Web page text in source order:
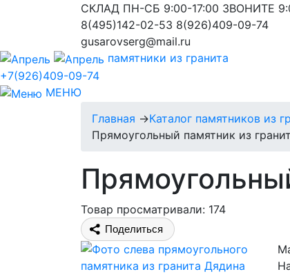
СКЛАД ПН-СБ 9:00-17:00 ЗВОНИТЕ
8(495)142-02-53 8(926)409-09-74
gusarovserg@mail.ru
памятники из гранита
+7(926)409-09-74
МЕНЮ
Главная →Каталог памятников из
Прямоугольный памятник из
Товар просматривали: 174
Поделиться